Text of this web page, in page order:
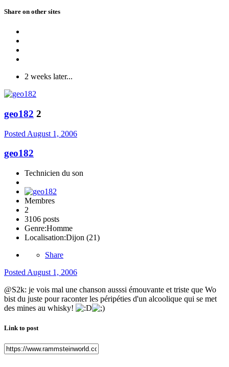
Share on other sites
2 weeks later...
geo182 2
Posted August 1, 2006
geo182
Technicien du son
Membres
2
3106 posts
Genre:Homme
Localisation:Dijon (21)
Share
Posted August 1, 2006
@S2k: je vois mal une chanson ausssi émouvante et triste que Wo
bist du juste pour raconter les péripéties d'un alcoolique qui se met
des mines au whisky!
Link to post